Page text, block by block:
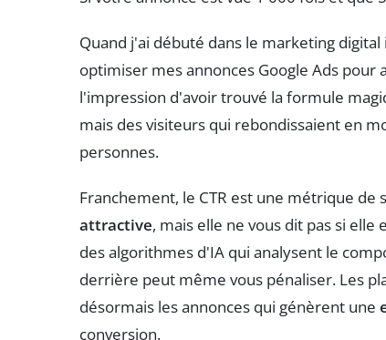
Quand j'ai débuté dans le marketing
optimiser mes annonces Google Ads pour
l'impression d'avoir trouvé la formule
mais des visiteurs qui rebondissaient en
personnes.
Franchement, le CTR est une métrique de
attractive, mais elle ne vous dit pas si
des algorithmes d'IA qui analysent le
derrière peut même vous pénaliser. Les
désormais les annonces qui génèrent une
conversion.